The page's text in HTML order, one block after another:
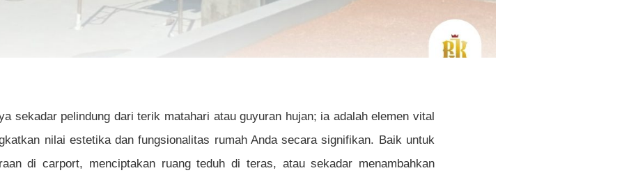
sekadar pelindung dari terik matahari atau guyuran hujan; ia adalah elemen vital
nilai estetika dan fungsionalitas rumah Anda secara signifikan. Baik untuk
di carport, menciptakan ruang teduh di teras, atau sekadar menambahkan